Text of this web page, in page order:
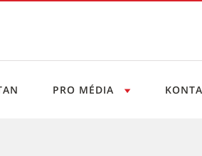
PRO MÉDIA